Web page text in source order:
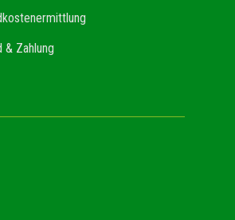
& Zahlung